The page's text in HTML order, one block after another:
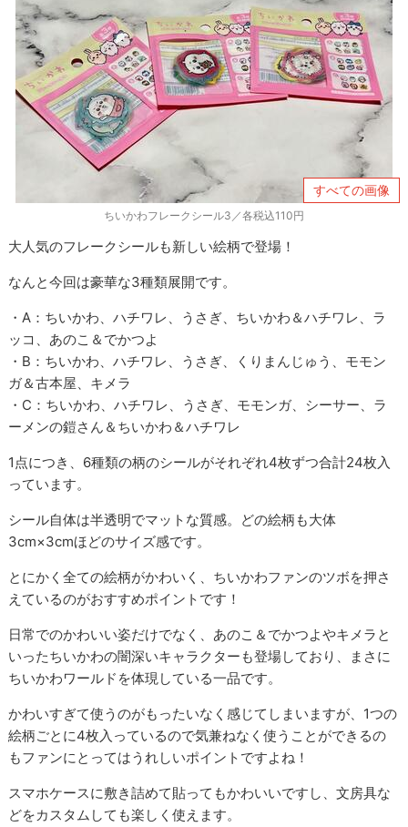
すべての画像
ちいかわフレークシール3／各税込110円
大人気のフレークシールも新しい絵柄で登場！
なんと今回は豪華な3種類展開です。
・A：ちいかわ、ハチワレ、うさぎ、ちいかわ＆ハチワレ、ラ
ッコ、あのこ＆でかつよ
・B：ちいかわ、ハチワレ、うさぎ、くりまんじゅう、モモン
ガ＆古本屋、キメラ
・C：ちいかわ、ハチワレ、うさぎ、モモンガ、シーサー、ラ
ーメンの鎧さん＆ちいかわ＆ハチワレ
1点につき、6種類の柄のシールがそれぞれ4枚ずつ合計24枚入
っています。
シール自体は半透明でマットな質感。どの絵柄も大体
3cm×3cmほどのサイズ感です。
とにかく全ての絵柄がかわいく、ちいかわファンのツボを押さ
えているのがおすすめポイントです！
日常でのかわいい姿だけでなく、あのこ＆でかつよやキメラと
いったちいかわの闇深いキャラクターも登場しており、まさに
ちいかわワールドを体現している一品です。
かわいすぎて使うのがもったいなく感じてしまいますが、1つの
絵柄ごとに4枚入っているので気兼ねなく使うことができるの
もファンにとってはうれしいポイントですよね！
スマホケースに敷き詰めて貼ってもかわいいですし、文房具な
どをカスタムしても楽しく使えます。